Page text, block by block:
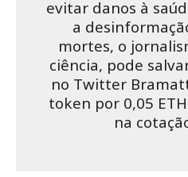
evitar danos à
a
mortes, o
ciência, pode
no Twitter
token por 0,05
na